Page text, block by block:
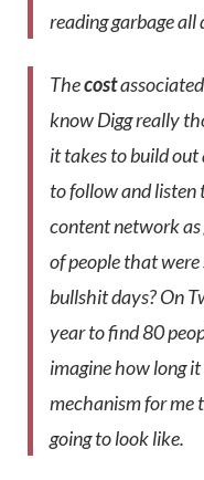
reading garbage all
Thecost
know Digg really
it takes to build
to follow and listen
content network
of people that
bullshit days? On
year to find 80
imagine how long
mechanism for me
going to look like.